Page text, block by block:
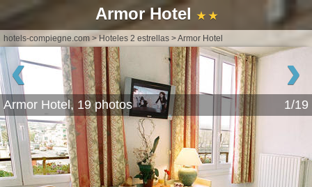
Armor Hotel ★ ★
hotels-compiegne.com >Hoteles 2 estrellas >Armor Hotel
‹ ›
Armor Hotel, 19 photos 1/19